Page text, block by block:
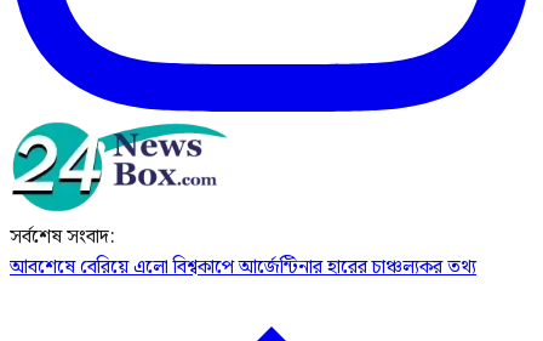
সর্বশেষ সংবাদ:
আবশেষে বেরিয়ে এলো বিশ্বকাপে আর্জেন্টিনার হারের চাঞ্চল্যকর তথ্য